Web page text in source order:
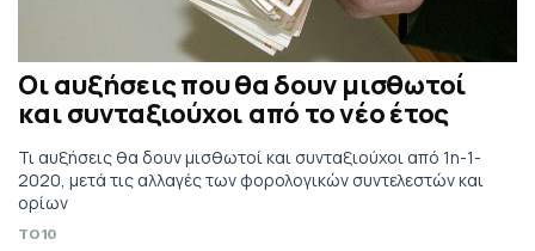
Οι αυξήσεις που θα δουν μισθωτοί
και συνταξιούχοι από το νέο έτος
Τι αυξήσεις θα δουν μισθωτοί και συνταξιούχοι από 1η-1-
2020, μετά τις αλλαγές των φορολογικών συντελεστών και
ορίων
TO10